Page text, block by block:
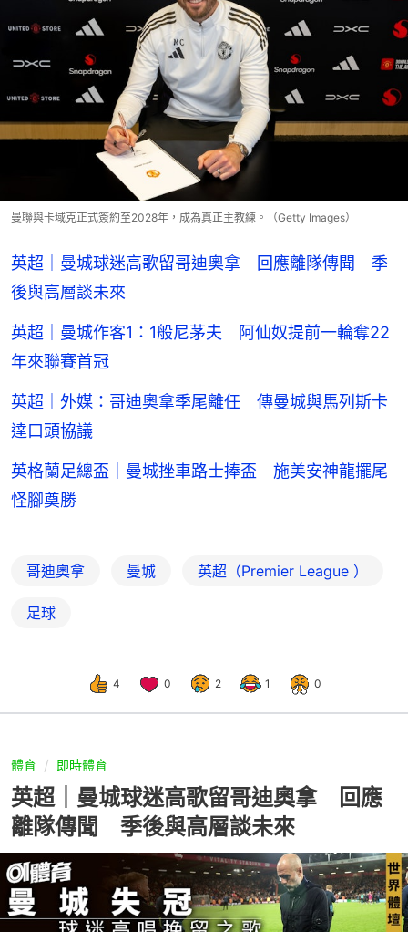
曼聯與卡域克正式簽約至2028年，成為真正主教練。（Getty Images）
英超｜曼城球迷高歌留哥迪奧拿 回應離隊傳聞 季
後與高層談未來
英超｜曼城作客1：1般尼茅夫 阿仙奴提前一輪奪22
年來聯賽首冠
英超｜外媒：哥迪奧拿季尾離任 傳曼城與馬列斯卡
達口頭協議
英格蘭足總盃｜曼城挫車路士捧盃 施美安神龍擺尾
怪腳奠勝
哥迪奧拿 曼城 英超（Premier League ）
足球
4 0 2 1 0
體育 即時體育
英超｜曼城球迷高歌留哥迪奧拿 回應
離隊傳聞 季後與高層談未來